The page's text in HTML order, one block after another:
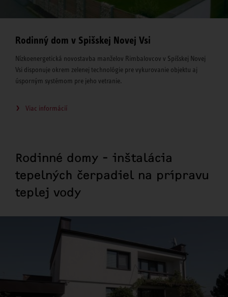
Rodinný dom v Spišskej Novej Vsi
Nízkoenergetická novostavba manželov Rimbalovcov v Spišskej Novej
Vsi disponuje okrem zelenej technológie pre vykurovanie objektu aj
úsporným systémom pre jeho vetranie.
Viac informácií
Rodinné domy - inštalácia
tepelných čerpadiel na prípravu
teplej vody